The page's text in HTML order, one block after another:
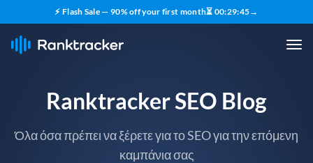
⚡ Flash Sale — 90% off your first month⏳ 00:29:43→
Ranktracker SEO Blog
Όλα όσα πρέπει να ξέρετε για το SEO για την επόμενη
καμπάνια σας